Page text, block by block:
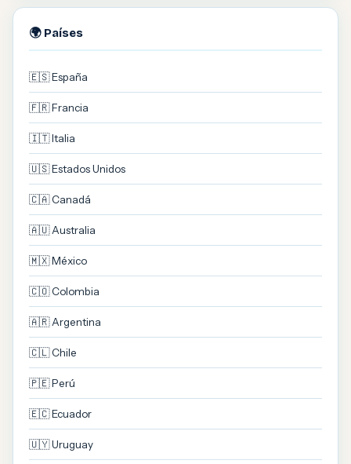
🌍 Países
🇪🇸 España
🇫🇷 Francia
🇮🇹 Italia
🇺🇸 Estados Unidos
🇨🇦 Canadá
🇦🇺 Australia
🇲🇽 México
🇨🇴 Colombia
🇦🇷 Argentina
🇨🇱 Chile
🇵🇪 Perú
🇪🇨 Ecuador
🇺🇾 Uruguay